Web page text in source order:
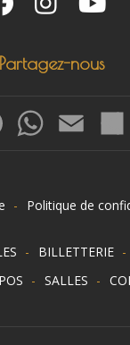
Partagez-nous
FacebookWhatsAppEmail
Politique de
BILLETTERIE
SALLES